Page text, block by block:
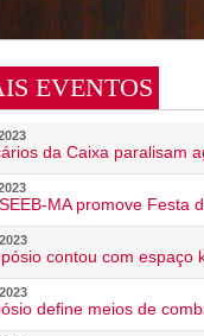
EVENTOS
da Caixa paralisam
MA promove Festa
contou com espaço
define meios de